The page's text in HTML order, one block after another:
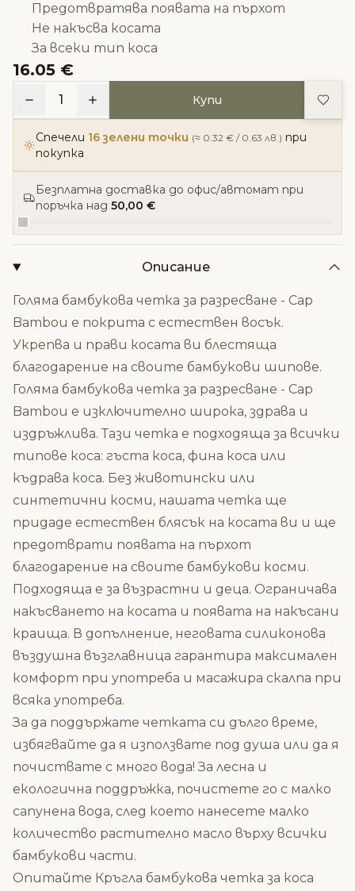
Предотвратява появата на пърхот
Не накъсва косата
За всеки тип коса
16.05 €
1 Купи
Спечели 16 зелени точки (≈ 0.32 € / 0.63 лв.) при
покупка
Безплатна доставка до офис/автомат при
поръчка над 50,00 €
Описание
Голямa бамбукова четка за разресване - Cap
Bambou е покрита с естествен восък.
Укрепва и прави косата ви блестяща
благодарение на своите бамбукови шипове.
Голямa бамбукова четка за разресване - Cap
Bambou е изключително широка, здрава и
издръжлива. Тази четка е подходяща за всички
типове коса: гъста коса, фина коса или
къдрава коса. Без животински или
синтетични косми, нашата четка ще
придаде естествен блясък на косата ви и ще
предотврати появата на пърхот
благодарение на своите бамбукови косми.
Подходяща е за възрастни и деца. Ограничава
накъсването на косата и появата на накъсани
краища. В допълнение, неговата силиконова
въздушна възглавница гарантира максимален
комфорт при употреба и масажира скалпа при
всяка употреба.
За да поддържате четката си дълго време,
избягвайте да я използвате под душа или да я
почиствате с много вода! За лесна и
екологична поддръжка, почистете го с малко
сапунена вода, след което нанесете малко
количество растително масло върху всички
бамбукови части.
Опитайте Кръгла бамбукова четка за коса